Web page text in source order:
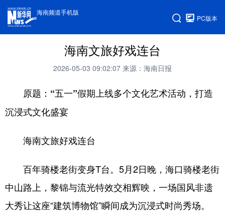
海南频道手机版
PC版本
海南文旅好戏连台
2026-05-03 09:02:07 来源：海南日报
原题：“五一”假期上线多个文化艺术活动，打造
沉浸式文化盛宴
海南文旅好戏连台
百年骑楼老街变身T台。5月2日晚，海口骑楼老街
中山路上，黎锦与流光特效交相辉映，一场国风非遗
大秀让这座“建筑博物馆”瞬间成为沉浸式时尚秀场。